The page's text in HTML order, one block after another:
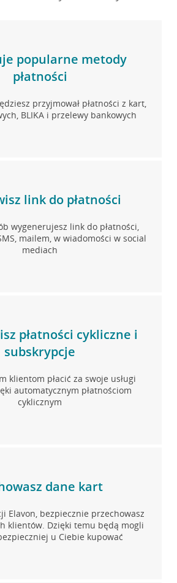
popularne metody
płatności
przyjmował płatności z kart,
BLIKA i przelewy bankowych
link do płatności
wygenerujesz link do płatności,
mailem, w wiadomości w social
mediach
płatności cykliczne i
subskrypcje
klientom płacić za swoje usługi
automatycznym płatnościom
cyklicznym
dane kart
Elavon, bezpiecznie przechowasz
klientów. Dzięki temu będą mogli
u Ciebie kupować